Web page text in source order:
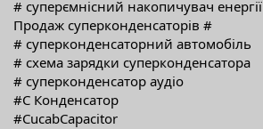
# суперємнісний накопичувач енергії
Продаж суперконденсаторів #
# суперконденсаторний автомобіль
# схема зарядки суперконденсатора
# суперконденсатор аудіо
#C Конденсатор
#CucabCapacitor